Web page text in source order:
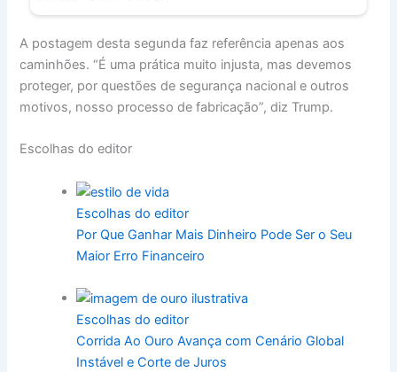
A postagem desta segunda faz referência apenas aos
caminhões. “É uma prática muito injusta, mas devemos
proteger, por questões de segurança nacional e outros
motivos, nosso processo de fabricação”, diz Trump.
Escolhas do editor
Escolhas do editor
Por Que Ganhar Mais Dinheiro Pode Ser o Seu
Maior Erro Financeiro
Escolhas do editor
Corrida Ao Ouro Avança com Cenário Global
Instável e Corte de Juros